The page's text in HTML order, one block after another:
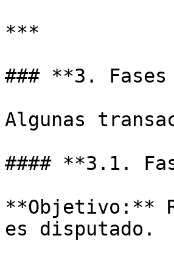
***
### **3.
Algunas
#### **3.1.
**Objetivo:**
es disputado.